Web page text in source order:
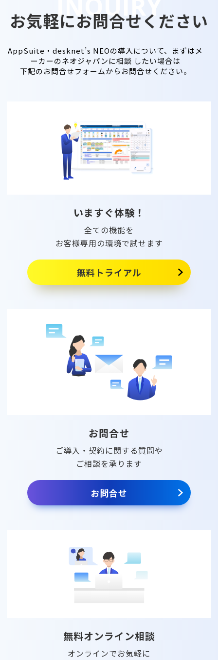
お気軽にお問合せください
AppSuite・desknet’s NEOの導入について、まずはメ
ーカーのネオジャパンに相談 したい場合は
下記のお問合せフォームからお問合せください。
いますぐ体験！
全ての機能を
お客様専用の環境で試せます
無料トライアル
お問合せ
ご導入・契約に関する質問や
ご相談を承ります
お問合せ
無料オンライン相談
オンラインでお気軽に